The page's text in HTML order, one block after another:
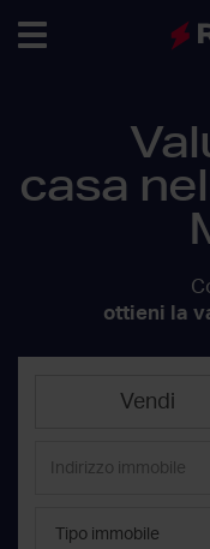
casa
ottieni la
Vendi